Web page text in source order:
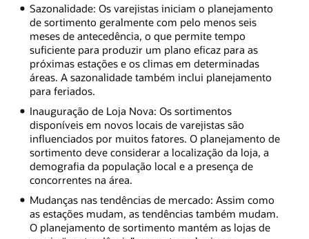
Sazonalidade: Os varejistas iniciam o planejamento
de sortimento geralmente com pelo menos seis
meses de antecedência, o que permite tempo
suficiente para produzir um plano eficaz para as
próximas estações e os climas em determinadas
áreas. A sazonalidade também inclui planejamento
para feriados.
Inauguração de Loja Nova: Os sortimentos
disponíveis em novos locais de varejistas são
influenciados por muitos fatores. O planejamento de
sortimento deve considerar a localização da loja, a
demografia da população local e a presença de
concorrentes na área.
Mudanças nas tendências de mercado: Assim como
as estações mudam, as tendências também mudam.
O planejamento de sortimento mantém as lojas de